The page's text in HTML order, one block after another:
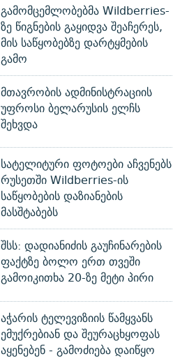
გამომცემლობებმა Wildberries-
ზე წიგნების გაყიდვა შეაჩერეს,
მის საწყობებზე დარტყმების
გამო
მთავრობის ადმინისტრაციის
უფროსი ბელარუსის ელჩს
შეხვდა
სატელიტური ფოტოები აჩვენებს
რუსეთში Wildberries-ის
საწყობების დაზიანების
მასშტაბებს
შსს: დადიანიძის გაუჩინარების
ფაქტზე ბოლო ერთ თვეში
გამოიკითხა 20-ზე მეტი პირი
აჭარის ტელევიზიის წამყვანს
ემუქრებიან და შეურაცხყოფას
აყენებენ - გამოძიება დაიწყო